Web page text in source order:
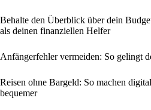
Behalte den Überblick über dein
als deinen finanziellen Helfer
Anfängerfehler vermeiden: So gelingt
Reisen ohne Bargeld: So machen
bequemer